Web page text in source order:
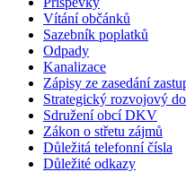
Vítání občánků
Sazebník poplatků
Odpady
Kanalizace
Zápisy ze zasedání
Strategický rozvojový
Sdružení obcí DKV
Zákon o střetu zájmů
Důležitá telefonní čísla
Důležité odkazy